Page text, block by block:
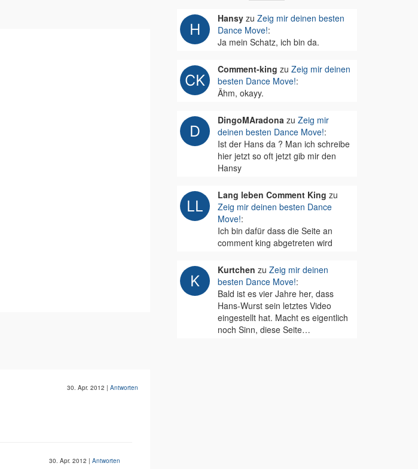
30. Apr. 2012 | Antworten
30. Apr. 2012 | Antworten
Hansyzu Zeig mir deinen besten
Dance Move!:
Ja mein Schatz, ich bin da.
Comment-king zu Zeig mir deinen
besten Dance Move!:
Ähm, okayy.
DingoMAradonazu Zeig mir
deinen besten Dance Move!:
Ist der Hans da ? Man ich schreibe
hier jetzt so oft jetzt gib mir den
Hansy
Lang leben Comment King zu
Zeig mir deinen besten Dance
Move!:
Ich bin dafür dass die Seite an
comment king abgetreten wird
Kurtchen zu Zeig mir deinen
besten Dance Move!:
Bald ist es vier Jahre her, dass
Hans-Wurst sein letztes Video
eingestellt hat. Macht es eigentlich
noch Sinn, diese Seite…